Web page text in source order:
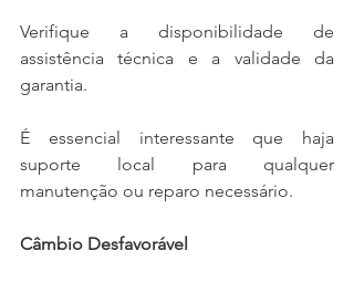
Verifique a disponibilidade de
assistência técnica e a validade da
garantia.
É essencial interessante que haja
suporte local para qualquer
manutenção ou reparo necessário.
Câmbio Desfavorável